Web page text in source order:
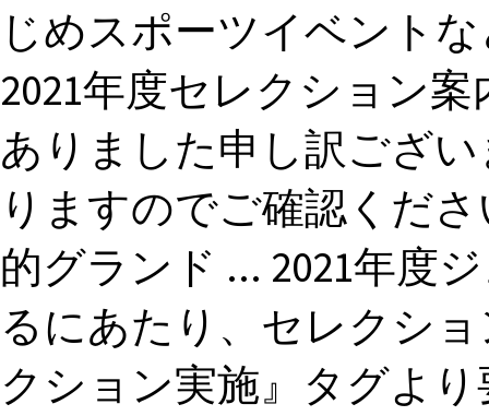
じめスポーツイベント
2021年度セレクション
ありました申し訳ござ
りますのでご確認くだ
的グランド ... 2021年度
るにあたり、セレクシ
クション実施』タグよ